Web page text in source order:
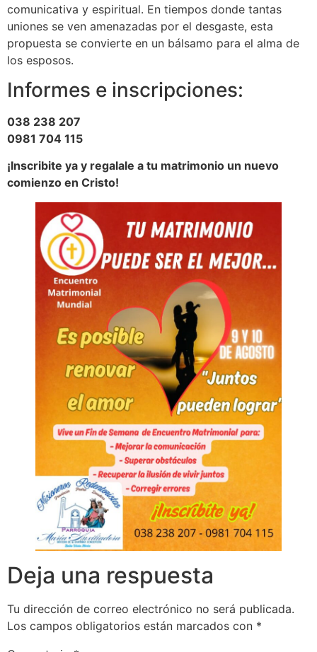
comunicativa y espiritual. En tiempos donde tantas
uniones se ven amenazadas por el desgaste, esta
propuesta se convierte en un bálsamo para el alma de
los esposos.
Informes e inscripciones:
038 238 207
0981 704 115
¡Inscribite ya y regalale a tu matrimonio un nuevo
comienzo en Cristo!
Deja una respuesta
Tu dirección de correo electrónico no será publicada.
Los campos obligatorios están marcados con *